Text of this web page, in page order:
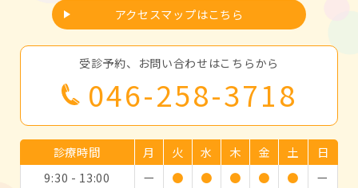
アクセスマップはこちら
受診予約、お問い合わせはこちらから
046-258-3718
診療時間 月 火 水 木 金 土
日
9:30 - 13:00
ー ● ● ● ● ●
ー